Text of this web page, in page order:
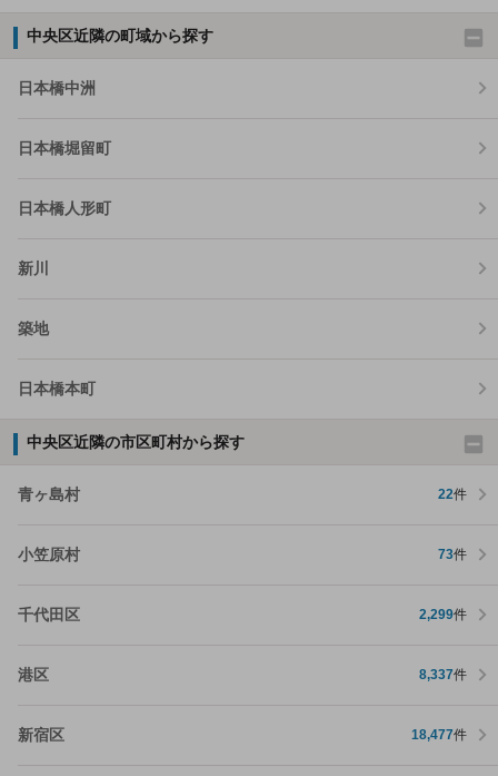
中央区近隣の町域から探す
日本橋中洲
日本橋堀留町
日本橋人形町
新川
築地
日本橋本町
中央区近隣の市区町村から探す
青ヶ島村 22件
小笠原村 73件
千代田区 2,299件
港区 8,337件
新宿区 18,477件